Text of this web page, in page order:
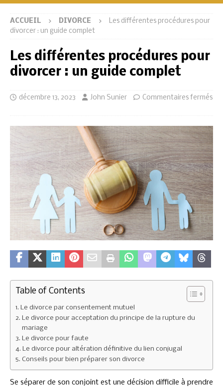
ACCUEIL DIVORCE
Les différentes procédures pour
divorcer : un guide complet
Les différentes procédures pour
divorcer : un guide complet
décembre 13, 2023 John Sunier Commentaires fermés
Table of Contents
Le divorce par consentement mutuel
Le divorce pour acceptation du principe de la rupture du
mariage
Le divorce pour faute
Le divorce pour altération définitive du lien conjugal
Conseils pour bien préparer son divorce
Se séparer de son conjoint est une décision difficile à prendre